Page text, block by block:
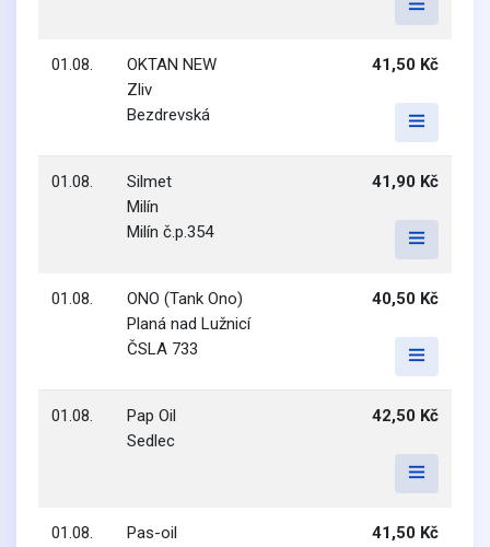
01.08.
OKTAN NEW
Zliv
Bezdrevská
41,50 Kč
01.08.
Silmet
Milín
Milín č.p.354
41,90 Kč
01.08.
ONO (Tank Ono)
Planá nad Lužnicí
ČSLA 733
40,50 Kč
01.08.
Pap Oil
Sedlec
42,50 Kč
01.08.
Pas-oil
41,50 Kč